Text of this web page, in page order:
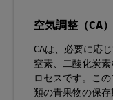
空気調整（CA）
CAは、必要に応
窒素、二酸化炭
ロセスです。こ
類の青果物の保存